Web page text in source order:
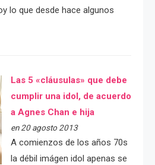
lo que desde hace algunos
Las 5 «cláusulas» que debe
cumplir una idol, de acuerdo
a Agnes Chan e hija
en 20 agosto 2013
A comienzos de los años 70s
la débil imágen idol apenas se